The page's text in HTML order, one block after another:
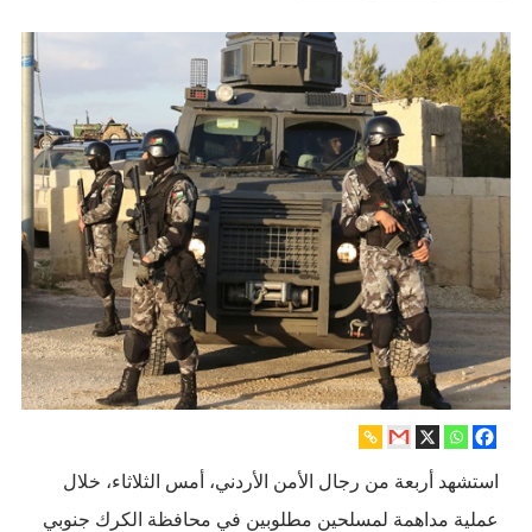
استشهد أربعة من رجال الأمن الأردني، أمس الثلاثاء، خلال
عملية مداهمة لمسلحين مطلوبين في محافظة الكرك جنوبي